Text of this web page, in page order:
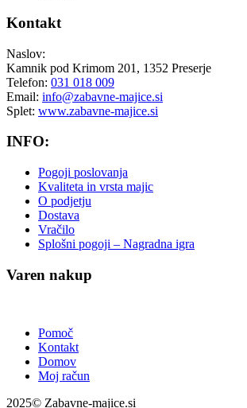
Kontakt
Naslov:
Kamnik pod Krimom 201, 1352 Preserje
Telefon: 031 018 009
Email: info@zabavne-majice.si
Splet: www.zabavne-majice.si
INFO:
Pogoji poslovanja
Kvaliteta in vrsta majic
O podjetju
Dostava
Vračilo
Splošni pogoji – Nagradna igra
Varen nakup
Pomoč
Kontakt
Domov
Moj račun
2025© Zabavne-majice.si